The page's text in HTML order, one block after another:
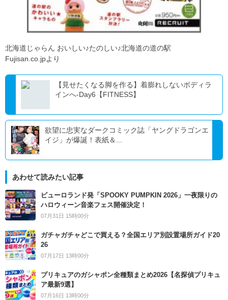
北海道じゃらん おいしい♪たのしい♪北海道の道の駅
Fujisan.co.jpより
【見せたくなる脚を作る】着膨れしないボディラ
インへ-Day6【FITNESS】
欲望に忠実なダークコミック誌「ヤングドラゴンエ
イジ」が爆誕！表紙＆...
あわせて読みたい記事
ピューロランド発「SPOOKY PUMPKIN 2026」一夜限りの
ハロウィーン音楽フェス開催決定！
07月31日 15時00分
ガチャガチャどこで買える？全国エリア別設置場所ガイド20
26
07月17日 13時00分
プリキュアのガシャポン全種類まとめ2026【名探偵プリキュ
ア最新9選】
07月16日 13時00分